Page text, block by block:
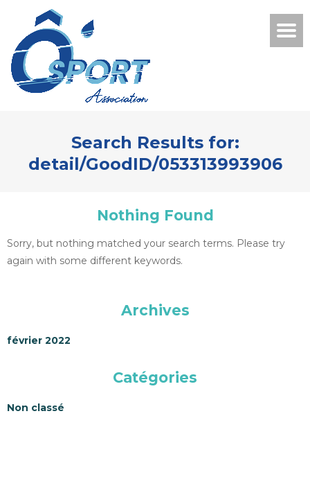
Search Results for:
detail/GoodID/053313993906
Nothing Found
Sorry, but nothing matched your search terms. Please try
again with some different keywords.
Archives
février 2022
Catégories
Non classé